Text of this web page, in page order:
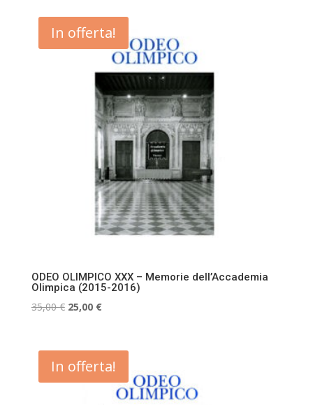
era:
35,00 €.
è:
25,00 €.
In offerta!
ODEO OLIMPICO XXX – Memorie dell’Accademia
Olimpica (2015-2016)
35,00€ Il
era:
35,00 €.
25,00 €Il
è:
25,00 €.
In offerta!